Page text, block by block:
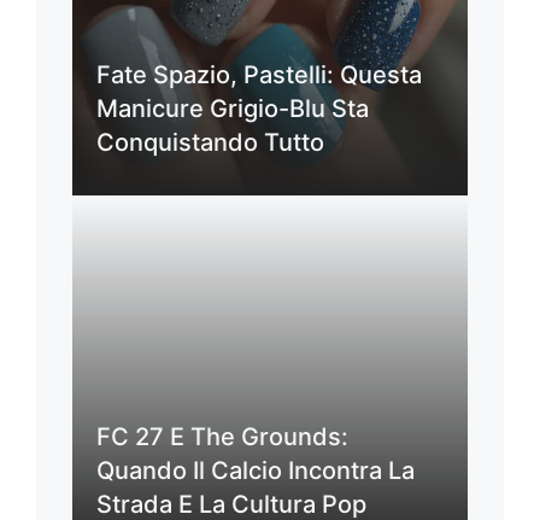
Fate Spazio, Pastelli: Questa
Manicure Grigio-Blu Sta
Conquistando Tutto
FC 27 E The Grounds:
Quando Il Calcio Incontra La
Strada E La Cultura Pop